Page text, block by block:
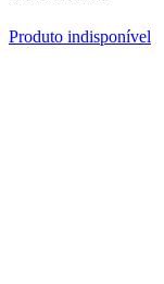
Produto indisponível